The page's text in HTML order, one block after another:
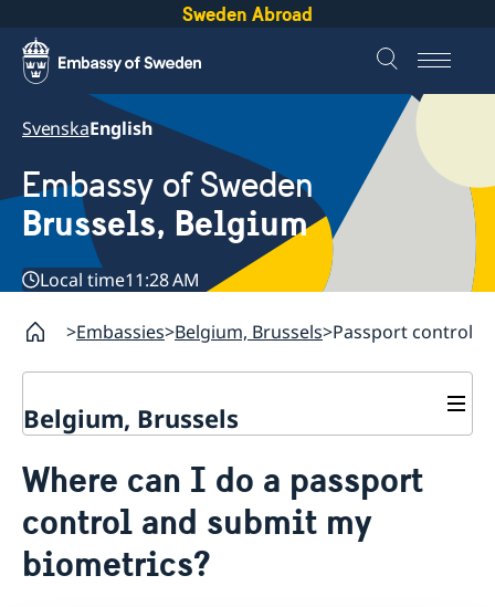
Sweden Abroad
SvenskaEnglish
Embassy of Sweden
Brussels, Belgium
Local time11:28 AM
Embassies Belgium, Brussels Passport control
Belgium, Brussels
Book an appointment
About us
News
Opening hours holidays 2025-2026
Where can I do a passport
control and submit my
biometrics?